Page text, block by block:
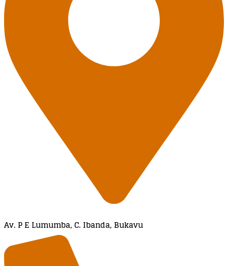
Av. P E Lumumba, C. Ibanda, Bukavu